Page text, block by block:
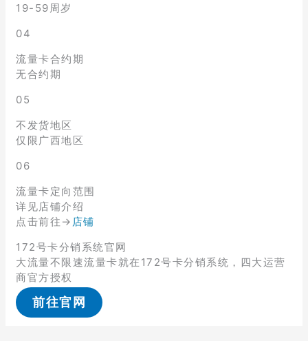
19-59周岁
04
流量卡合约期
无合约期
05
不发货地区
仅限广西地区
06
流量卡定向范围
详见店铺介绍
点击前往→ 店铺
172号卡分销系统官网
大流量不限速流量卡就在172号卡分销系统，四大运营
商官方授权
前往官网